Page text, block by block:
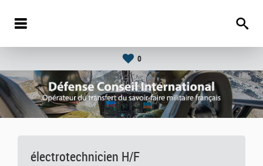
0
électrotechnicien H/F